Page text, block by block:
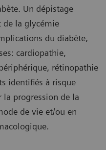
Un dépistage
de la glycémie
du diabète,
cardiopathie,
rétinopathie
identifiés à risque
la progression de la
de vie et/ou en